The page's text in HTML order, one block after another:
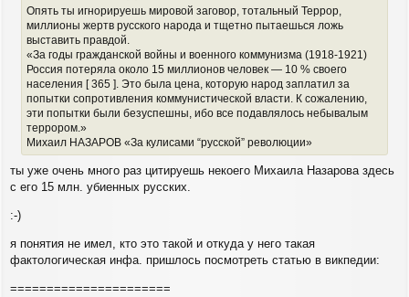
щОпять ты игнорируешь мировой заговор, тотальный Террор,
миллионы жертв русского народа и тщетно пытаешься ложь
выставить правдой.
«За годы гражданской войны и военного коммунизма (1918-1921)
Россия потеряла около 15 миллионов человек — 10 % своего
населения [ 365 ]. Это была цена, которую народ заплатил за
попытки сопротивления коммунистической власти. К сожалению,
эти попытки были безуспешны, ибо все подавлялось небывалым
террором.»
Михаил НАЗАРОВ «За кулисами “русской” революции»
ты уже очень много раз цитируешь некоего Михаила Назарова здесь
с его 15 млн. убиенных русских.
:-)
я понятия не имел, кто это такой и откуда у него такая
фактологическая инфа. пришлось посмотреть статью в викпедии:
======================